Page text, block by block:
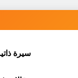
سيرة